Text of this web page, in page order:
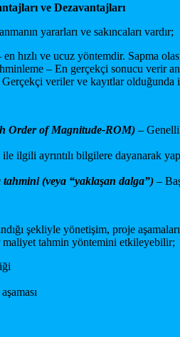
ve Dezavantajları
yararları ve sakıncaları vardır;
en hızlı ve ucuz yöntemdir. Sapma
– En gerçekçi sonucu verir
Gerçekçi veriler ve kayıtlar
Order of Magnitude-ROM) –
ilgili ayrıntılı bilgilere dayanarak
tahmini(veya “yaklaşan dalga”) –
şekliyle yönetişim, proje
maliyet tahmin yöntemini etkileyebilir;